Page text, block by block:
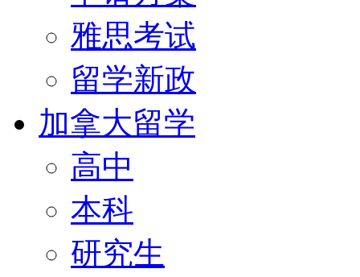
雅思考试
留学新政
加拿大留学
高中
本科
研究生